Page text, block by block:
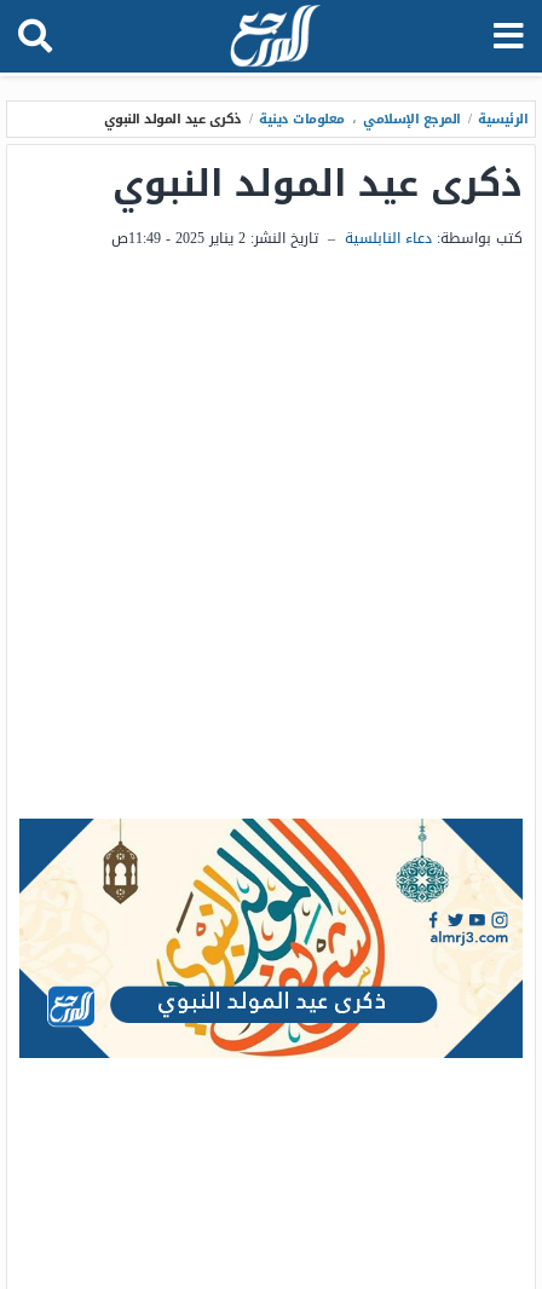
الرئيسية / المرجع الإسلامي ، معلومات دينية / ذكرى عيد المولد النبوي
ذكرى عيد المولد النبوي
كتب بواسطة: دعاء النابلسية – تاريخ النشر: 2 يناير 2025 - 11:49ص